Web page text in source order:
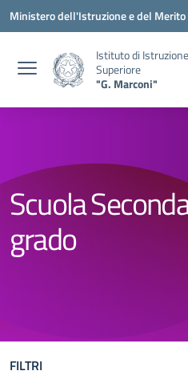
Vai ai contenuti
Vai al menu di navigazione
Vai al footer
Ministero dell'Istruzione e del Merito
Istituto di Istruzione
Superiore
"G. Marconi"
Scuola
grado
FILTRI